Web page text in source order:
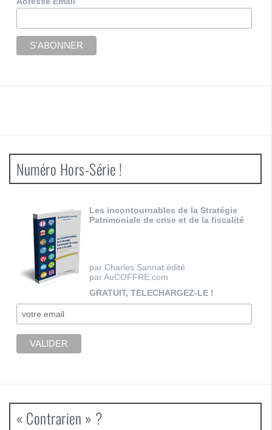
Numéro Hors-Série !
Les incontournables de la Stratégie
Patrimoniale de crise et de la fiscalité
par Charles Sannat édité
par AuCOFFRE.com
GRATUIT, TELECHARGEZ-LE !
« Contrarien » ?